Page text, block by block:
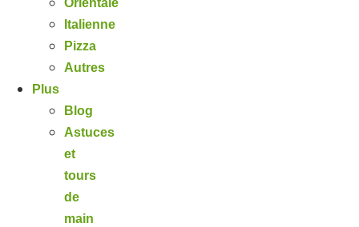
Orientale
Italienne
Pizza
Autres
Plus
Blog
Astuces
et
tours
de
main